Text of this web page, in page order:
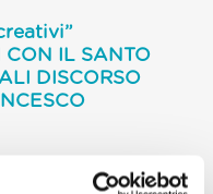
CON IL SANTO
DISCORSO